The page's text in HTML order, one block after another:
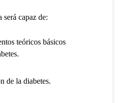
será capaz de:
teóricos básicos
de la diabetes.